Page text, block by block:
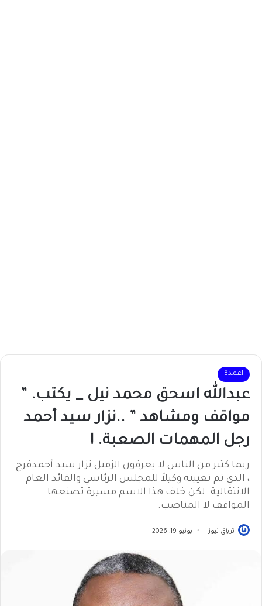
اعمدة
عبدالله اسحق محمد نيل _ يكتب. ”
مواقف ومشاهد ” ..نزار سيد أحمد
رجل المهمات الصعبة. !
ربما كثير من الناس لا يعرفون الزميل نزار سيد أحمدفرح
، الذي تم تعيينه وكيلاً للمجلس الرئاسي والقائد العام
الانتقالية. لكن خلف هذا الاسم مسيرة تصنعها
المواقف لا المناصب.
ترياق نيوز يونيو 19, 2026